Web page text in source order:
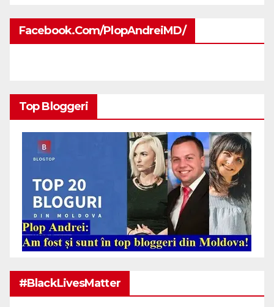
Facebook.com/PlopAndreiMD/
Top Bloggeri
#BlackLivesMatter